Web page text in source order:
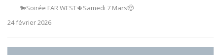
🐎Soirée FAR WEST🌵Samedi 7 Mars🤠
24 février 2026